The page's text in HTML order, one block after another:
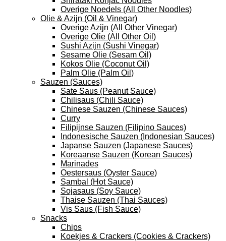
Overige Noedels (All Other Noodles)
Olie & Azijn (Oil & Vinegar)
Overige Azijn (All Other Vinegar)
Overige Olie (All Other Oil)
Sushi Azijn (Sushi Vinegar)
Sesame Olie (Sesam Oil)
Kokos Olie (Coconut Oil)
Palm Olie (Palm Oil)
Sauzen (Sauces)
Sate Saus (Peanut Sauce)
Chilisaus (Chili Sauce)
Chinese Sauzen (Chinese Sauces)
Curry
Filipijnse Sauzen (Filipino Sauces)
Indonesische Sauzen (Indonesian Sauces)
Japanse Sauzen (Japanese Sauces)
Koreaanse Sauzen (Korean Sauces)
Marinades
Oestersaus (Oyster Sauce)
Sambal (Hot Sauce)
Sojasaus (Soy Sauce)
Thaise Sauzen (Thai Sauces)
Vis Saus (Fish Sauce)
Snacks
Chips
Koekjes & Crackers (Cookies & Crackers)